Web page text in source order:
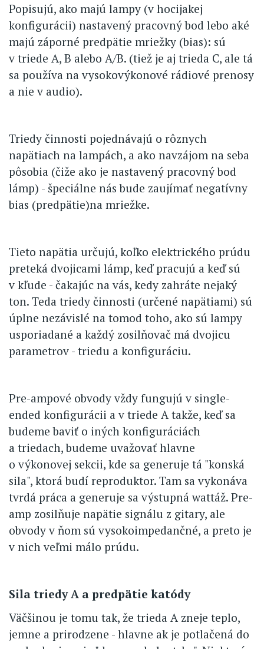
Popisujú, ako majú lampy (v hocijakej
konfigurácii) nastavený pracovný bod lebo aké
majú záporné predpätie mriežky (bias): sú
v triede A, B alebo A/B. (tiež je aj trieda C, ale tá
sa používa na vysokovýkonové rádiové prenosy
a nie v audio).
Triedy činnosti pojednávajú o rôznych
napätiach na lampách, a ako navzájom na seba
pôsobia (čiže ako je nastavený pracovný bod
lámp) - špeciálne nás bude zaujímať negatívny
bias (predpätie)na mriežke.
Tieto napätia určujú, koľko elektrického prúdu
preteká dvojicami lámp, keď pracujú a keď sú
v kľude - čakajúc na vás, kedy zahráte nejaký
ton. Teda triedy činnosti (určené napätiami) sú
úplne nezávislé na tomod toho, ako sú lampy
usporiadané a každý zosilňovač má dvojicu
parametrov - triedu a konfiguráciu.
Pre-ampové obvody vždy fungujú v single-
ended konfigurácii a v triede A takže, keď sa
budeme baviť o iných konfiguráciách
a triedach, budeme uvažovať hlavne
o výkonovej sekcii, kde sa generuje tá "konská
sila", ktorá budí reproduktor. Tam sa vykonáva
tvrdá práca a generuje sa výstupná wattáž. Pre-
amp zosilňuje napätie signálu z gitary, ale
obvody v ňom sú vysokoimpedančné, a preto je
v nich veľmi málo prúdu.
Sila triedy A a predpätie katódy
Väčšinou je tomu tak, že trieda A zneje teplo,
jemne a prirodzene - hlavne ak je potlačená do